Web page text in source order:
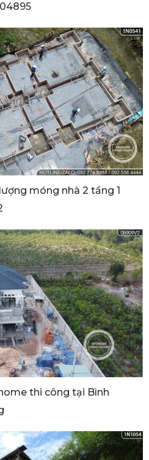
móng nhà 2 tầng 1
thi công tại Bình